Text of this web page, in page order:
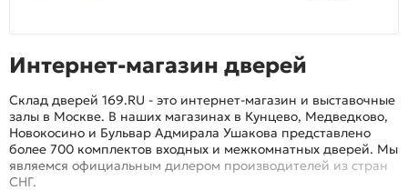
Интернет-магазин дверей
Склад дверей 169.RU - это интернет-магазин и выставочные
залы в Москве. В наших магазинах в Кунцево, Медведково,
Новокосино и Бульвар Адмирала Ушакова представлено
более 700 комплектов входных и межкомнатных дверей. Мы
являемся официальным дилером производителей из стран
СНГ.